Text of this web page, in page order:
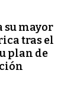
su mayor
tras el
plan de